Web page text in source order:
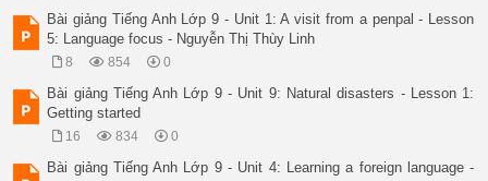
Consider
Like
Dislike
Stop
Can’t Stand
Suggest
Eg : This room needs repainting.
Bài giảng Tiếng Anh Lớp 9 - Unit 1: A visit from a penpal - Lesson
5: Language focus - Nguyễn Thị Thùy Linh
8 854 0
Bài giảng Tiếng Anh Lớp 9 - Unit 9: Natural disasters - Lesson 1:
Getting started
16 834 0
Bài giảng Tiếng Anh Lớp 9 - Unit 4: Learning a foreign language -